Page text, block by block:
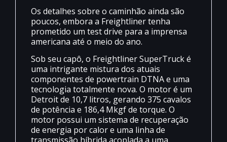
Os detalhes sobre o caminhão ainda são
poucos, embora a Freightliner tenha
prometido um test drive para a imprensa
americana até o meio do ano.
Sob seu capô, o Freightliner SuperTruck é
uma intrigante mistura dos atuais
componentes de powertrain DTNA e uma
tecnologia totalmente nova. O motor é um
Detroit de 10,7 litros, gerando 375 cavalos
de potência e 186,4 Mkgf de torque. O
motor possui um sistema de recuperação
de energia por calor e uma linha de